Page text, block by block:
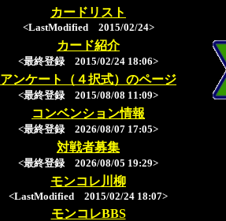
カードリスト
<LastModified 2015/02/24>
カード紹介
<最終登録 2015/02/24 18:06>
アンケート（４択式）のページ
<最終登録 2015/08/08 11:09>
コンベンション情報
<最終登録 2026/08/07 17:05>
対戦者募集
<最終登録 2026/08/05 19:29>
モンコレ川柳
<LastModified 2015/02/24 18:07>
モンコレBBS